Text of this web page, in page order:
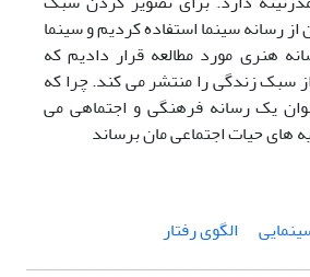
رسانه سینما استفاده کردیم و سینما
هنری مورد مطالعه قرار دادیم که
سبک زندگی را منتشر می کند. چرا که
یک رسانه فرهنگی و اجتماهی می
های حیات اجتماعی مان برساند
الگوی رفتار